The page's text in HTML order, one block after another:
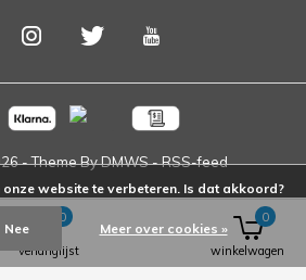
- Theme ByDMWS-RSS-feed
verlanglijst
0
winkelwagen
0
website te verbeteren. Is dat akkoord?
Nee Meer over cookies »